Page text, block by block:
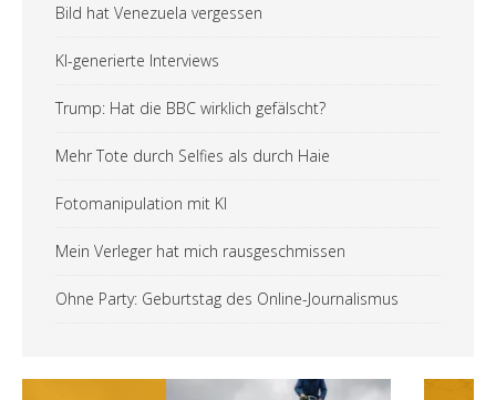
Bild hat Venezuela vergessen
KI-generierte Interviews
Trump: Hat die BBC wirklich gefälscht?
Mehr Tote durch Selfies als durch Haie
Fotomanipulation mit KI
Mein Verleger hat mich rausgeschmissen
Ohne Party: Geburtstag des Online-Journalismus